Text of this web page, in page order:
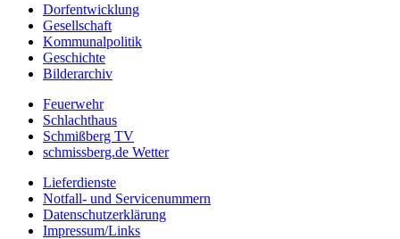
Dorfentwicklung
Gesellschaft
Kommunalpolitik
Geschichte
Bilderarchiv
Feuerwehr
Schlachthaus
Schmißberg TV
schmissberg.de Wetter
Lieferdienste
Notfall- und Servicenummern
Datenschutzerklärung
Impressum/Links